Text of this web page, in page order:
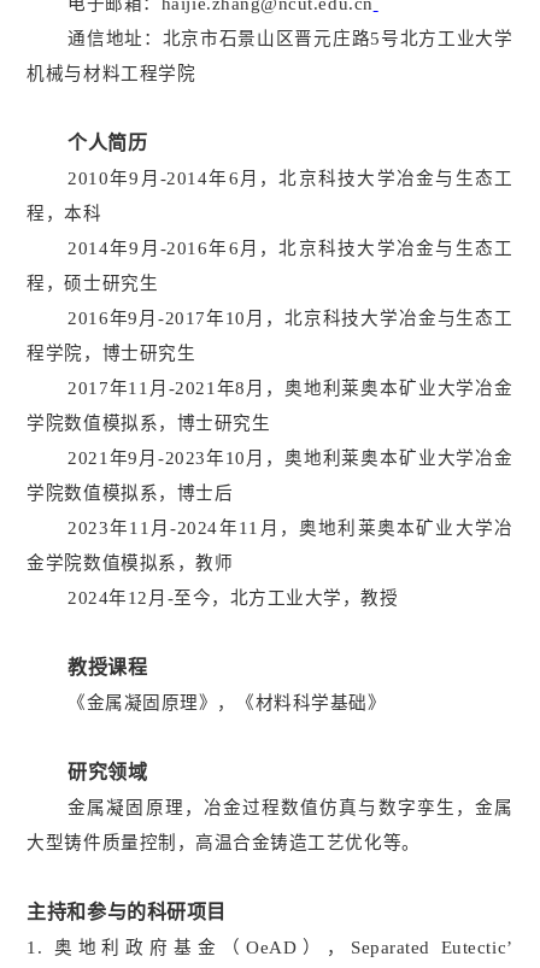
通信地址：北京市石景山区晋元庄路5号北方工业大学
机械与材料工程学院
个人简历
2010年9 月 -2014年6 月，北京科技大学冶金与生态工
程，本科
2014年9 月 -2016年6 月，北京科技大学冶金与生态工
程，硕士研究生
2016年9 月-2017年10 月，北京科技大学冶金与生态工
程学院，博士研究生
2017年11 月 -2021 年8 月，奥地利莱奥本矿业大学冶金
学院数值模拟系，博士研究生
2021 年9 月-2023年10 月，奥地利莱奥本矿业大学冶金
学院数值模拟系，博士后
2023年11 月-2024年11 月， 奥地利莱奥本矿业大学冶
金学院数值模拟系，教师
2024年12 月 -至今，北方工业大学，教授
教授课程
《金属凝固原理》，《材料科学基础》
研究领域
金属凝固原理，冶金过程数值仿真与数字孪生，金属
大型铸件质量控制，高温合金铸造工艺优化等。
主持和参与的科研项目
1. 奥地利政府基金（OeAD ）， Separated Eutectic’